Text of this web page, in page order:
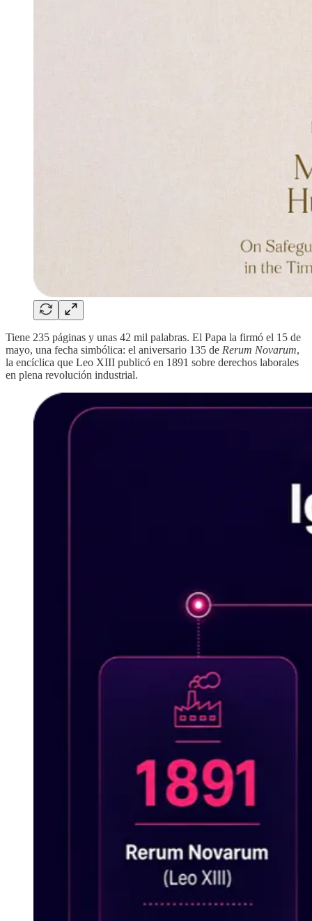
Tiene 235 páginas y unas 42 mil palabras. El Papa la firmó el 15 de
mayo, una fecha simbólica: el aniversario 135 de Rerum Novarum,
la encíclica que Leo XIII publicó en 1891 sobre derechos laborales
en plena revolución industrial.